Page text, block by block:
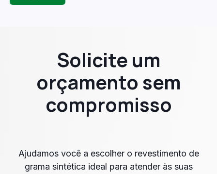
Solicite um
orçamento sem
compromisso
Ajudamos você a escolher o revestimento de
grama sintética ideal para atender às suas